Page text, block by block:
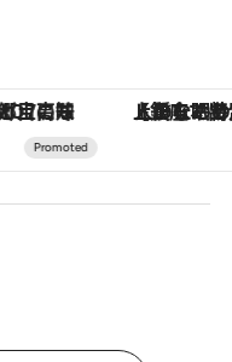
めの「ReFa GINZA」クルーズ 【夏限定ディナーコース】旬を